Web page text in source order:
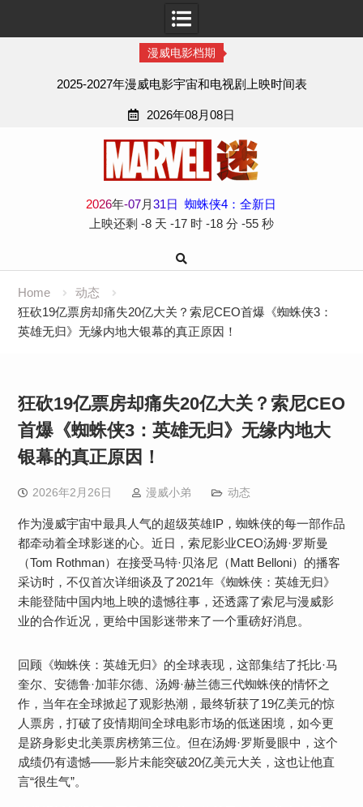
漫威电影档期
2025-2027年漫威电影宇宙和电视剧上映时间表
2026年08月08日
2026年-07月31日
蜘蛛侠4：全新日
上映还剩 -8 天 -17 时 -18 分 -55 秒
Home
动态
狂砍19亿票房却痛失20亿大关？索尼CEO首爆《蜘蛛侠3：
英雄无归》无缘内地大银幕的真正原因！
狂砍19亿票房却痛失20亿大关？索尼CEO
首爆《蜘蛛侠3：英雄无归》无缘内地大
银幕的真正原因！
2026年2月26日 漫威小弟 动态
作为漫威宇宙中最具人气的超级英雄IP，蜘蛛侠的每一部作品
都牵动着全球影迷的心。近日，索尼影业CEO汤姆·罗斯曼
（Tom Rothman）在接受马特·贝洛尼（Matt Belloni）的播客
采访时，不仅首次详细谈及了2021年《蜘蛛侠：英雄无归》
未能登陆中国内地上映的遗憾往事，还透露了索尼与漫威影
业的合作近况，更给中国影迷带来了一个重磅好消息。
回顾《蜘蛛侠：英雄无归》的全球表现，这部集结了托比·马
奎尔、安德鲁·加菲尔德、汤姆·赫兰德三代蜘蛛侠的情怀之
作，当年在全球掀起了观影热潮，最终斩获了19亿美元的惊
人票房，打破了疫情期间全球电影市场的低迷困境，如今更
是跻身影史北美票房榜第三位。但在汤姆·罗斯曼眼中，这个
成绩仍有遗憾——影片未能突破20亿美元大关，这也让他直
言“很生气”。